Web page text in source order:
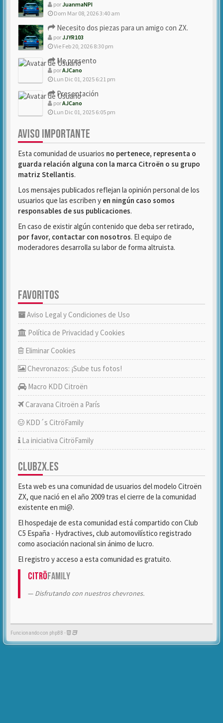
porJuanmaNPI
Dom Mar 08, 2026 3:40 am
Necesito dos piezas para un amigo con ZX.
porJJYR103
Vie Feb 20, 2026 8:30 pm
Me presento
porAJCano
Lun Dic 01, 2025 6:21 pm
Presentación
porAJCano
Lun Dic 01, 2025 6:05 pm
AVISO IMPORTANTE
Esta comunidad de usuarios no pertenece, representa o
guarda relación alguna con la marca Citroën o su grupo
matriz Stellantis.
Los mensajes publicados reflejan la opinión personal de los
usuarios que las escriben y en ningún caso somos
responsables de sus publicaciones.
En caso de existir algún contenido que deba ser retirado,
por favor, contactar con nosotros. El equipo de
moderadores desarrolla su labor de forma altruista.
FAVORITOS
Aviso Legal y Condiciones de Uso
Política de Privacidad y Cookies
Eliminar Cookies
Chevronazos: ¡Sube tus fotos!
Macro KDD Citroën
Caravana Citroën a París
KDD´s CitröFamily
La iniciativa CitröFamily
CLUBZX.ES
Esta web es una comunidad de usuarios del modelo Citroën
ZX, que nació en el año 2009 tras el cierre de la comunidad
existente en mi@.
El hospedaje de esta comunidad está compartido con Club
C5 España - Hydractives, club automovilístico registrado
como asociación nacional sin ánimo de lucro.
El registro y acceso a esta comunidad es gratuito.
CitröFamily
Disfrutando con nuestros chevrones.
Funcionando con phpBB -